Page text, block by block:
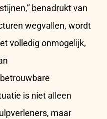
benadrukt van
wegvallen, wordt
volledig onmogelijk,
is niet alleen
maar